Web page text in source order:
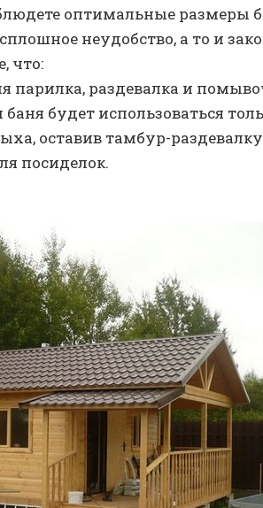
оптимальные размеры
неудобство, а то и
что:
парилка, раздевалка и
будет использоваться
оставив тамбур-
посиделок.